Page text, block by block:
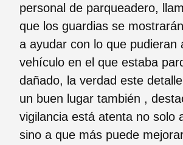
personal de parqueadero,
que los guardias se
a ayudar con lo que pudieran
vehículo en el que estaba
dañado, la verdad este
un buen lugar también ,
vigilancia está atenta no solo
sino a que más puede